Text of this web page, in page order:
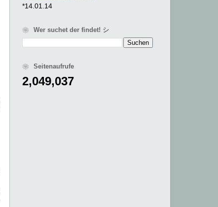
*14.01.14
❀ Wer suchet der findet! シ
❀ Seitenaufrufe
2,049,037